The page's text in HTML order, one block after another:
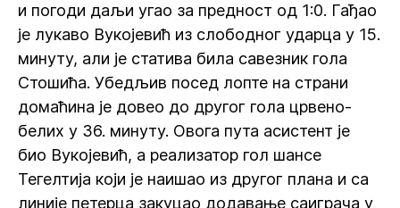
и погоди даљи угао за предност од 1:0. Гађао
је лукаво Вукојевић из слободног ударца у 15.
минуту, али је статива била савезник гола
Стошића. Убедљив посед лопте на страни
домаћина је довео до другог гола црвено-
белих у 36. минуту. Овога пута асистент је
био Вукојевић, а реализатор гол шансе
Тегелтија који је наишао из другог плана и са
линије петерца закуцао додавање саиграча у